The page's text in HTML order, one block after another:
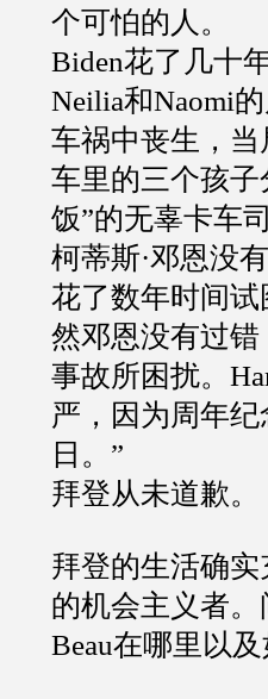
个可怕的人。
Biden花了几十
Neilia和Naomi
车祸中丧生，
车里的三个孩
饭”的无辜卡车司
柯蒂斯·邓恩没
花了数年时间
然邓恩没有过
事故所困扰。
严，因为周年
日。”
拜登从未道歉。
拜登的生活确
的机会主义者
Beau在哪里以及